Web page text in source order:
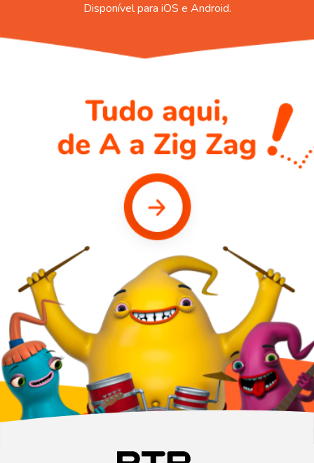
Disponível para iOS e Android.